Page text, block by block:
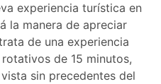
experiencia turística en
la manera de apreciar
de una experiencia
de 15 minutos,
sin precedentes del